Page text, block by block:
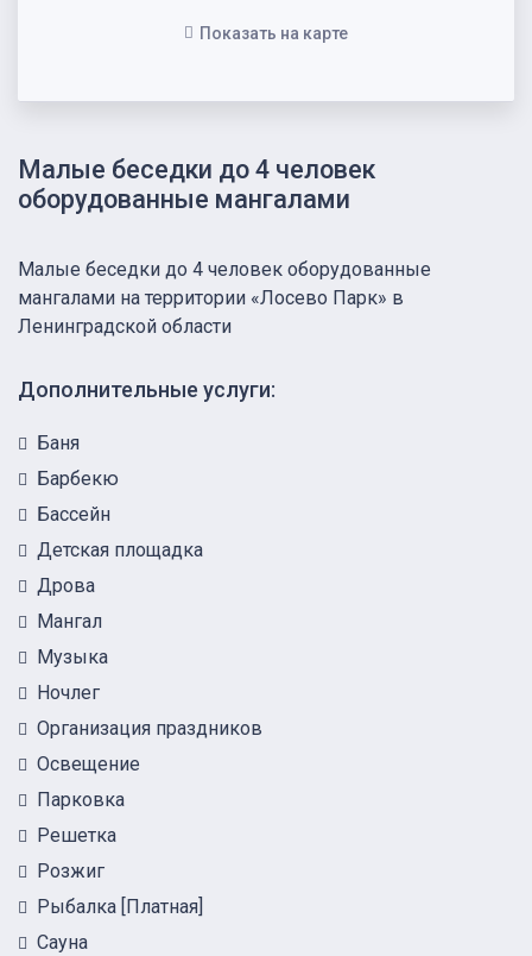
Малые беседки до 4 человек
оборудованные мангалами
Показать на карте
Малые беседки до 4 человек оборудованные
мангалами на территории «Лосево Парк» в
Ленинградской области
Дополнительные услуги:
Баня
Барбекю
Бассейн
Детская площадка
Дрова
Мангал
Музыка
Ночлег
Организация праздников
Освещение
Парковка
Решетка
Розжиг
Рыбалка [Платная]
Сауна